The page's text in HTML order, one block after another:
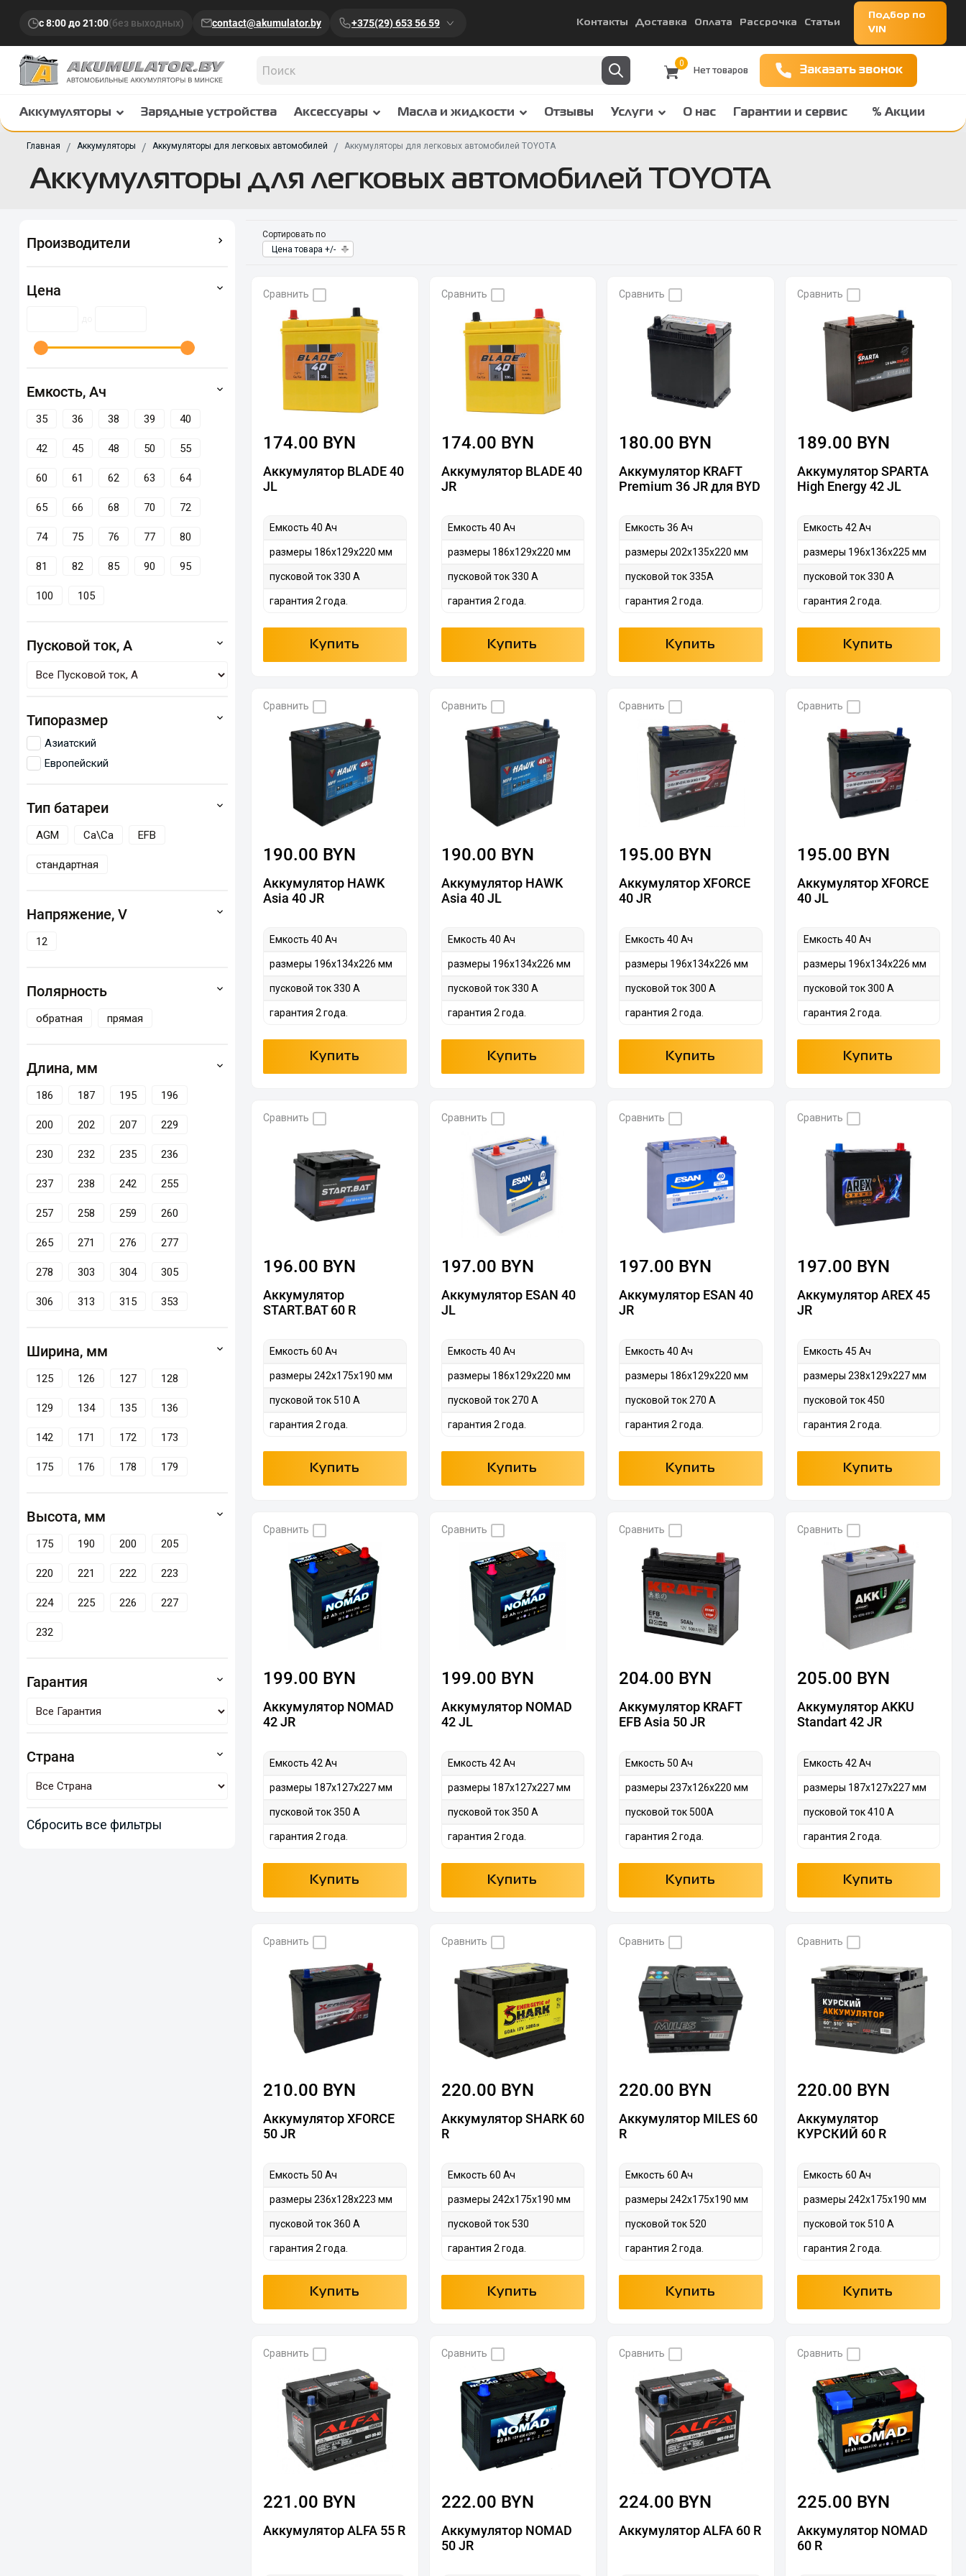
с 8:00 до 21:00(без выходных) contact@akumulator.by +375(29) 653 56 59 Контакты Доставка Оплата Рассрочка Статьи
Подбор по
VIN
0
Заказать звонок
Аккумуляторы Зарядные устройства Аксессуары Масла и жидкости Отзывы Услуги О нас Гарантии и сервис % Акции
Главная Аккумуляторы Аккумуляторы для легковых автомобилей Аккумуляторы для легковых автомобилей TOYOTA
Аккумуляторы для легковых автомобилей TOYOTA
Производители
Цена
Емкость, Ач
35 36 38 39 40
42 45 48 50 55
60 61 62 63 64
65 66 68 70 72
74 75 76 77 80
81 82 85 90 95
100 105
Пусковой ток, А
Типоразмер
Азиатский
Европейский
Тип батареи
AGM Ca\Ca EFB
стандартная
Напряжение, V
12
Полярность
обратная прямая
Длина, мм
186 187 195 196
200 202 207 229
230 232 235 236
237 238 242 255
257 258 259 260
265 271 276 277
278 303 304 305
306 313 315 353
Ширина, мм
125 126 127 128
129 134 135 136
142 171 172 173
175 176 178 179
Высота, мм
175 190 200 205
220 221 222 223
224 225 226 227
232
Гарантия
Страна
Сбросить все фильтры
Сортировать по
Цена товара +/-
Сравнить
174.00 BYN
Аккумулятор BLADE 40
JL
Емкость 40 Ач
размеры 186x129x220 мм
пусковой ток 330 А
гарантия 2 года.
Купить
Сравнить
174.00 BYN
Аккумулятор BLADE 40
JR
Емкость 40 Ач
размеры 186x129x220 мм
пусковой ток 330 А
гарантия 2 года.
Купить
Сравнить
180.00 BYN
Аккумулятор KRAFT
Premium 36 JR для BYD
Емкость 36 Ач
размеры 202х135х220 мм
пусковой ток 335А
гарантия 2 года.
Купить
Сравнить
189.00 BYN
Аккумулятор SPARTA
High Energy 42 JL
Емкость 42 Ач
размеры 196х136х225 мм
пусковой ток 330 А
гарантия 2 года.
Купить
Сравнить
190.00 BYN
Аккумулятор HAWK
Asia 40 JR
Емкость 40 Ач
размеры 196х134х226 мм
пусковой ток 330 А
гарантия 2 года.
Купить
Сравнить
190.00 BYN
Аккумулятор HAWK
Asia 40 JL
Емкость 40 Ач
размеры 196х134х226 мм
пусковой ток 330 А
гарантия 2 года.
Купить
Сравнить
195.00 BYN
Аккумулятор XFORCE
40 JR
Емкость 40 Ач
размеры 196x134x226 мм
пусковой ток 300 А
гарантия 2 года.
Купить
Сравнить
195.00 BYN
Аккумулятор XFORCE
40 JL
Емкость 40 Ач
размеры 196x134x226 мм
пусковой ток 300 А
гарантия 2 года.
Купить
Сравнить
196.00 BYN
Аккумулятор
START.BAT 60 R
Емкость 60 Ач
размеры 242х175х190 мм
пусковой ток 510 А
гарантия 2 года.
Купить
Сравнить
197.00 BYN
Аккумулятор ESAN 40
JL
Емкость 40 Ач
размеры 186х129х220 мм
пусковой ток 270 А
гарантия 2 года.
Купить
Сравнить
197.00 BYN
Аккумулятор ESAN 40
JR
Емкость 40 Ач
размеры 186х129х220 мм
пусковой ток 270 А
гарантия 2 года.
Купить
Сравнить
197.00 BYN
Аккумулятор AREX 45
JR
Емкость 45 Ач
размеры 238х129х227 мм
пусковой ток 450
гарантия 2 года.
Купить
Сравнить
199.00 BYN
Аккумулятор NOMAD
42 JR
Емкость 42 Ач
размеры 187х127х227 мм
пусковой ток 350 А
гарантия 2 года.
Купить
Сравнить
199.00 BYN
Аккумулятор NOMAD
42 JL
Емкость 42 Ач
размеры 187х127х227 мм
пусковой ток 350 А
гарантия 2 года.
Купить
Сравнить
204.00 BYN
Аккумулятор KRAFT
EFB Asia 50 JR
Емкость 50 Ач
размеры 237х126х220 мм
пусковой ток 500А
гарантия 2 года.
Купить
Сравнить
205.00 BYN
Аккумулятор AKKU
Standart 42 JR
Емкость 42 Ач
размеры 187х127х227 мм
пусковой ток 410 А
гарантия 2 года.
Купить
Сравнить
210.00 BYN
Аккумулятор XFORCE
50 JR
Емкость 50 Ач
размеры 236x128x223 мм
пусковой ток 360 А
гарантия 2 года.
Купить
Сравнить
220.00 BYN
Аккумулятор SHARK 60
R
Емкость 60 Ач
размеры 242х175х190 мм
пусковой ток 530
гарантия 2 года.
Купить
Сравнить
220.00 BYN
Аккумулятор MILES 60
R
Емкость 60 Ач
размеры 242х175х190 мм
пусковой ток 520
гарантия 2 года.
Купить
Сравнить
220.00 BYN
Аккумулятор
КУРСКИЙ 60 R
Емкость 60 Ач
размеры 242х175х190 мм
пусковой ток 510 А
гарантия 2 года.
Купить
Сравнить
221.00 BYN
Аккумулятор ALFA 55 R
Сравнить
222.00 BYN
Аккумулятор NOMAD
50 JR
Сравнить
224.00 BYN
Аккумулятор ALFA 60 R
Сравнить
225.00 BYN
Аккумулятор NOMAD
60 R